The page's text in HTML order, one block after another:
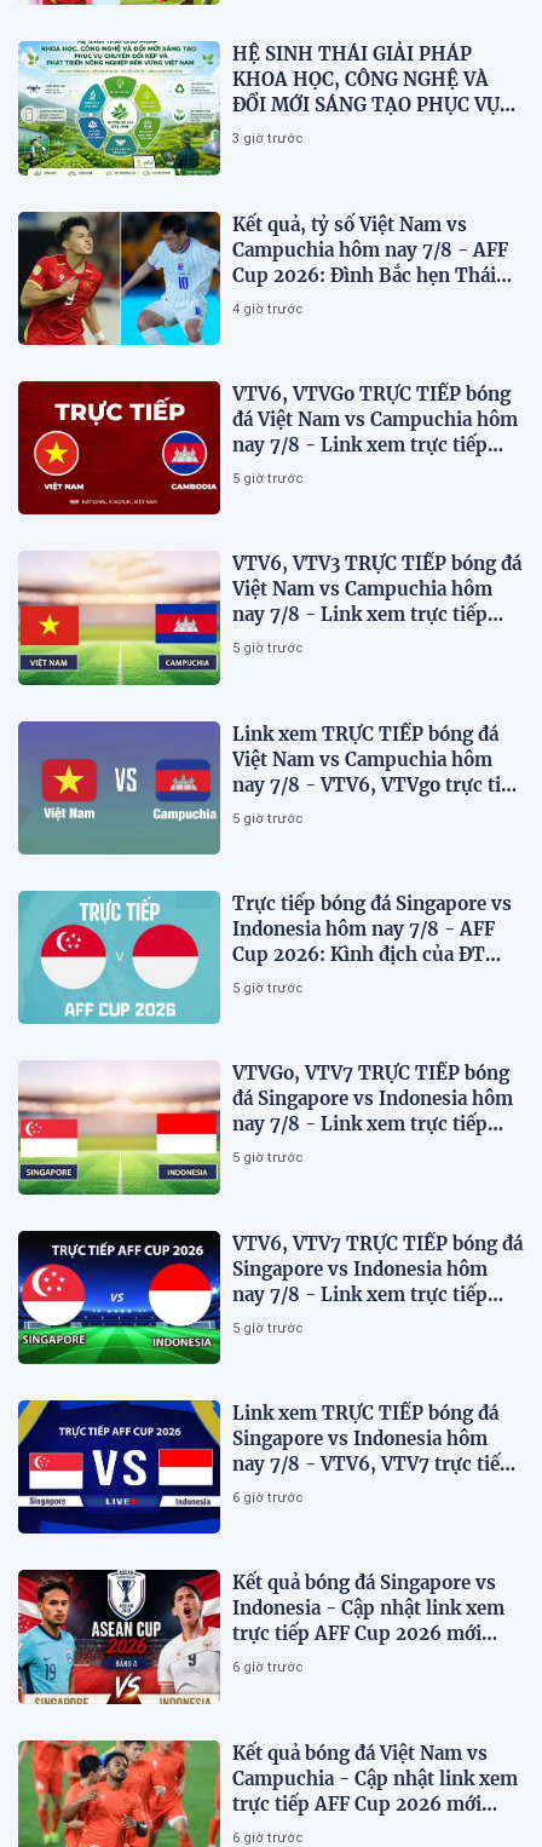
HỆ SINH THÁI GIẢI PHÁP
KHOA HỌC, CÔNG NGHỆ VÀ
ĐỔI MỚI SÁNG TẠO PHỤC VỤ
CHUYỂN ĐỔI KÉP VÀ PHÁT
3 giờ trước
Kết quả, tỷ số Việt Nam vs
Campuchia hôm nay 7/8 - AFF
Cup 2026: Đình Bắc hẹn Thái
Lan ở chung kết?
4 giờ trước
VTV6, VTVGo TRỰC TIẾP bóng
đá Việt Nam vs Campuchia hôm
nay 7/8 - Link xem trực tiếp
AFF Cup 2026 mới nhất
5 giờ trước
VTV6, VTV3 TRỰC TIẾP bóng đá
Việt Nam vs Campuchia hôm
nay 7/8 - Link xem trực tiếp
AFF Cup 2026 mới nhất
5 giờ trước
Link xem TRỰC TIẾP bóng đá
Việt Nam vs Campuchia hôm
nay 7/8 - VTV6, VTVgo trực tiếp
AFF Cup 2026
5 giờ trước
Trực tiếp bóng đá Singapore vs
Indonesia hôm nay 7/8 - AFF
Cup 2026: Kình địch của ĐT
Việt Nam thua đau?
5 giờ trước
VTVGo, VTV7 TRỰC TIẾP bóng
đá Singapore vs Indonesia hôm
nay 7/8 - Link xem trực tiếp
AFF Cup 2026 mới nhất
5 giờ trước
VTV6, VTV7 TRỰC TIẾP bóng đá
Singapore vs Indonesia hôm
nay 7/8 - Link xem trực tiếp
AFF Cup 2026 mới nhất
5 giờ trước
Link xem TRỰC TIẾP bóng đá
Singapore vs Indonesia hôm
nay 7/8 - VTV6, VTV7 trực tiếp
AFF Cup 2026
6 giờ trước
Kết quả bóng đá Singapore vs
Indonesia - Cập nhật link xem
trực tiếp AFF Cup 2026 mới
nhất.
6 giờ trước
Kết quả bóng đá Việt Nam vs
Campuchia - Cập nhật link xem
trực tiếp AFF Cup 2026 mới
nhất
6 giờ trước